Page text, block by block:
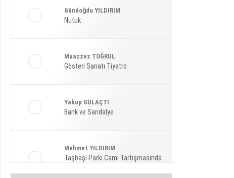
Ekonomi
Gündoğdu YILDIRIM
Nutuk
Muazzez TOĞRUL
Gösteri Sanatı Tiyatro
Yakup GÜLAÇTI
Bank ve Sandalye
Mehmet YILDIRIM
Taşbaşı Parkı Cami Tartışmasında